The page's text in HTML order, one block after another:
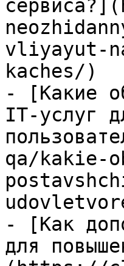
vliyayut-
kaches/)
- [Какие
IT-услуг
qa/kakie-
- [Как
для